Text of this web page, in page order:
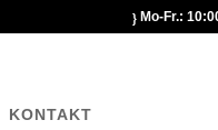
Mo-Fr.:
KONTAKT